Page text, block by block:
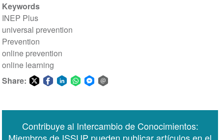
Keywords
INEP Plus
universal prevention
Prevention
online prevention
online learning
Share:
Messenger
Contribuye al Intercambio de Conocimientos: